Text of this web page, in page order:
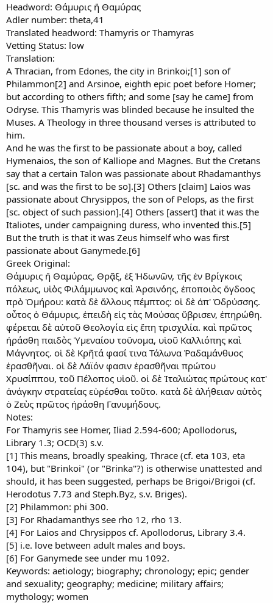
Headword: Θάμυρις ἢ Θαμύρας
Adler number: theta,41
Translated headword: Thamyris or Thamyras
Vetting Status: low
Translation:
A Thracian, from Edones, the city in Brinkoi;[1] son of
Philammon[2] and Arsinoe, eighth epic poet before Homer;
but according to others fifth; and some [say he came] from
Odryse. This Thamyris was blinded because he insulted the
Muses. A Theology in three thousand verses is attributed to
him.
And he was the first to be passionate about a boy, called
Hymenaios, the son of Kalliope and Magnes. But the Cretans
say that a certain Talon was passionate about Rhadamanthys
[sc. and was the first to be so].[3] Others [claim] Laios was
passionate about Chrysippos, the son of Pelops, as the first
[sc. object of such passion].[4] Others [assert] that it was the
Italiotes, under campaigning duress, who invented this.[5]
But the truth is that it was Zeus himself who was first
passionate about Ganymede.[6]
Greek Original:
Θάμυρις ἢ Θαμύρας, Θρᾷξ, ἐξ Ἠδωνῶν, τῆς ἐν Βρίγκοις
πόλεως, υἱὸς Φιλάμμωνος καὶ Ἀρσινόης, ἐποποιὸς ὄγδοος
πρὸ Ὁμήρου: κατὰ δὲ ἄλλους πέμπτος: οἱ δὲ ἀπ' Ὀδρύσσης.
οὗτος ὁ Θάμυρις, ἐπειδὴ εἰς τὰς Μούσας ὕβρισεν, ἐπηρώθη.
φέρεται δὲ αὐτοῦ Θεολογία εἰς ἔπη τρισχιλία. καὶ πρῶτος
ἠράσθη παιδὸς Ὑμεναίου τοὔνομα, υἱοῦ Καλλιόπης καὶ
Μάγνητος. οἱ δὲ Κρῆτά φασί τινα Τάλωνα Ῥαδαμάνθυος
ἐρασθῆναι. οἱ δὲ Λάϊόν φασιν ἐρασθῆναι πρώτου
Χρυσίππου, τοῦ Πέλοπος υἱοῦ. οἱ δὲ Ἰταλιώτας πρώτους κατ'
ἀνάγκην στρατείας εὑρέσθαι τοῦτο. κατὰ δὲ ἀλήθειαν αὐτὸς
ὁ Ζεὺς πρῶτος ἠράσθη Γανυμήδους.
Notes:
For Thamyris see Homer, Iliad 2.594-600; Apollodorus,
Library 1.3; OCD(3) s.v.
[1] This means, broadly speaking, Thrace (cf. eta 103, eta
104), but "Brinkoi" (or "Brinka"?) is otherwise unattested and
should, it has been suggested, perhaps be Brigoi/Brigoi (cf.
Herodotus 7.73 and Steph.Byz, s.v. Briges).
[2] Philammon: phi 300.
[3] For Rhadamanthys see rho 12, rho 13.
[4] For Laios and Chrysippos cf. Apollodorus, Library 3.4.
[5] i.e. love between adult males and boys.
[6] For Ganymede see under mu 1092.
Keywords: aetiology; biography; chronology; epic; gender
and sexuality; geography; medicine; military affairs;
mythology; women